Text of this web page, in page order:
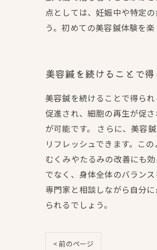
点としては、妊娠中や特定
う。初めての美容鍼体験を
美容鍼を続けることで
美容鍼を続けることで得ら
促進され、細胞の再生が促
が可能です。 さらに、美容
リフレッシュできます。こ
むくみやたるみの改善にも
でなく、身体全体のバラン
専門家と相談しながら自分
られるでしょう。
< 前のページ